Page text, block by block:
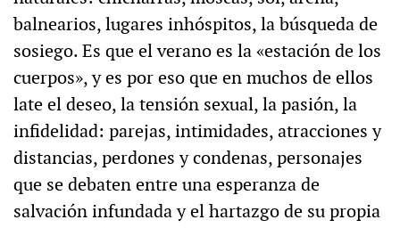
balnearios, lugares inhóspitos, la búsqueda de
sosiego. Es que el verano es la «estación de los
cuerpos», y es por eso que en muchos de ellos
late el deseo, la tensión sexual, la pasión, la
infidelidad: parejas, intimidades, atracciones y
distancias, perdones y condenas, personajes
que se debaten entre una esperanza de
salvación infundada y el hartazgo de su propia